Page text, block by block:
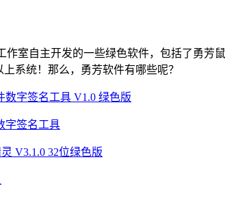
作室自主开发的一些绿色软件，包括了勇芳
上系统！那么，勇芳软件有哪些呢？
字签名工具